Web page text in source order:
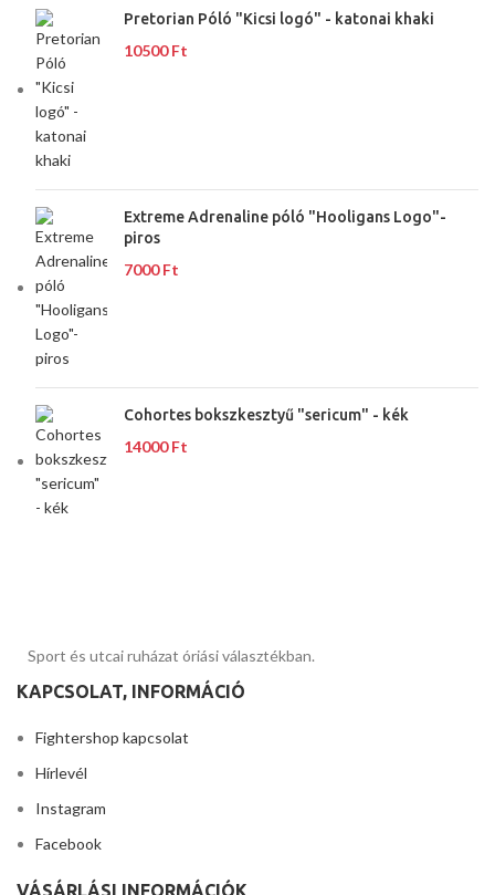
Pretorian Póló "Kicsi logó" - katonai khaki
10500Ft
Extreme Adrenaline póló "Hooligans Logo"-
piros
7000Ft
Cohortes bokszkesztyű "sericum" - kék
14000Ft
Sport és utcai ruházat óriási választékban.
KAPCSOLAT, INFORMÁCIÓ
Fightershop kapcsolat
Hírlevél
Instagram
Facebook
VÁSÁRLÁSI INFORMÁCIÓK